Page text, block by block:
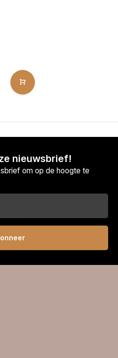
nieuwsbrief!
om op de hoogte te